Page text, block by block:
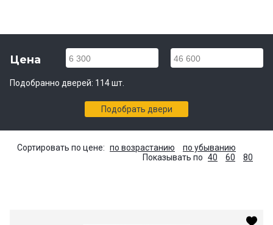
Цена 6 300 46 600
Подобранно дверей: 114шт.
Подобрать двери
Сортировать по цене: по возрастанию
по убыванию
Показывать по 40 60 80